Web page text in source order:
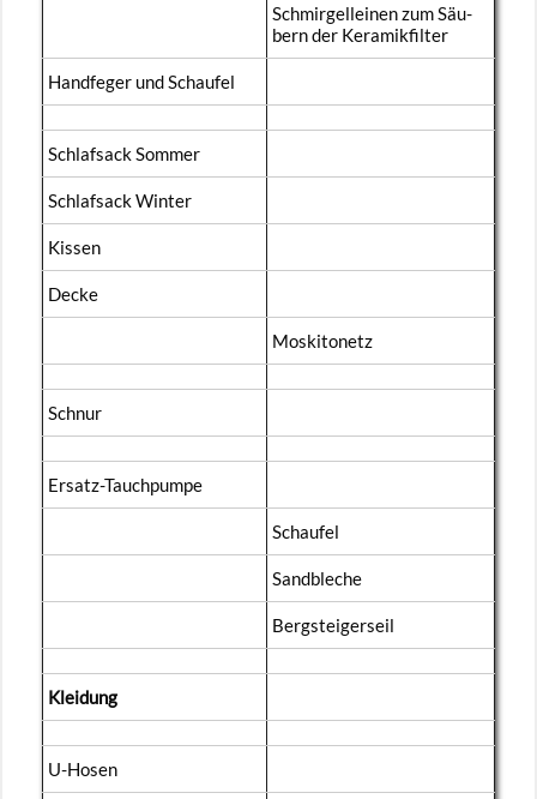
Schmir­gell­ei­nen zum Säu­
bern der Ke­ra­mik­fil­ter
Hand­fe­ger und Schau­fel
Schlaf­sack Som­mer
Schlaf­sack Win­ter
Kis­sen
Decke
Mos­ki­to­netz
Schnur
Er­satz-Tauch­pum­pe
Schau­fel
Sand­ble­che
Berg­stei­ger­seil
Klei­dung
U-Ho­sen